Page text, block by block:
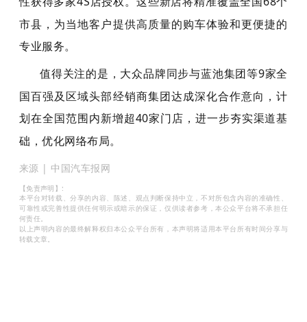
市县，为当地客户提供高质量的购车体验和更便捷的
专业服务。
值得关注的是，大众品牌同步与蓝池集团等9家全
国百强及区域头部经销商集团达成深化合作意向，计
划在全国范围内新增超40家门店，进一步夯实渠道基
础，优化网络布局。
来源 | 中国汽车报网
【免责声明】:
本平台对转载、分享的内容、陈述、观点判断保持中立，不对所包含内容的准确性、
可靠性或完善性提供任何明示或暗示的保证，仅供读者参考，本公众平台将不承担任
何责任。
以上声明内容的最终解释权归本公众平台所有，本声明将适用本平台所有时间分享与
转载文章。